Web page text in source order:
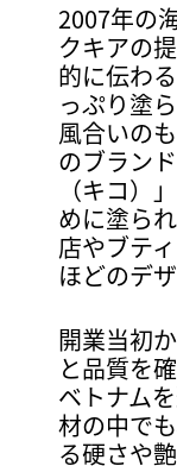
2007年の
クキアの
的に伝わ
っぷり塗
風合いの
のブラン
（キコ）
めに塗ら
店やブテ
ほどのデ
開業当初
と品質を
ベトナム
材の中で
る硬さや